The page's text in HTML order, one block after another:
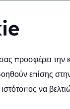
προσφέρει την
επίσης
να